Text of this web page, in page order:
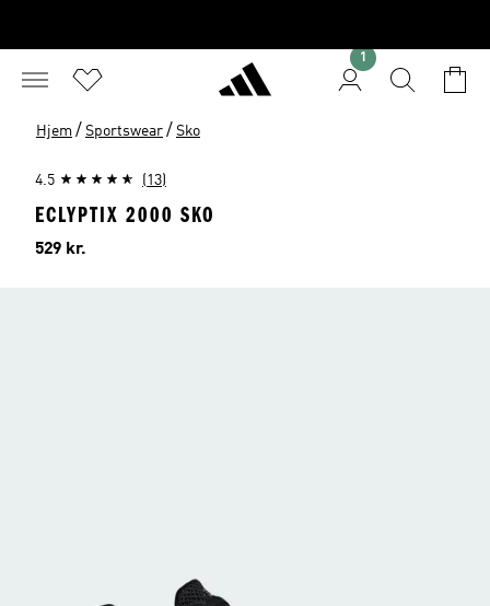
Hjem / Sportswear / Sko
4.5 (13)
ECLYPTIX 2000 SKO
Pris
529 kr.